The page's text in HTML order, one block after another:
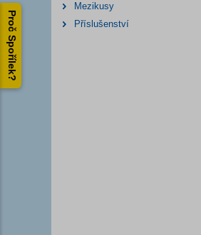
Proč Spořílek?
Mezikusy
Příslušenství